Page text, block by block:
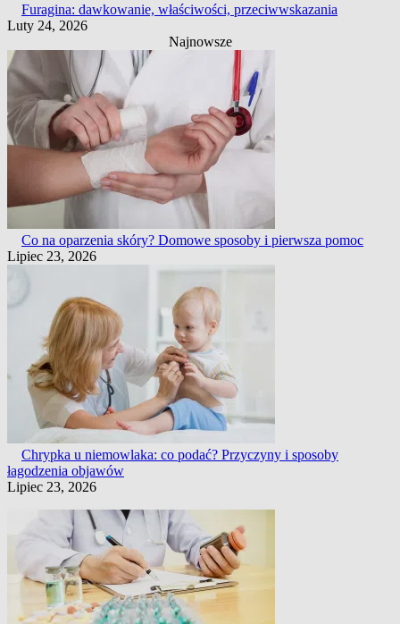
Furagina: dawkowanie, właściwości, przeciwwskazania
Luty 24, 2026
Najnowsze
Co na oparzenia skóry? Domowe sposoby i pierwsza pomoc
Lipiec 23, 2026
Chrypka u niemowlaka: co podać? Przyczyny i sposoby
łagodzenia objawów
Lipiec 23, 2026